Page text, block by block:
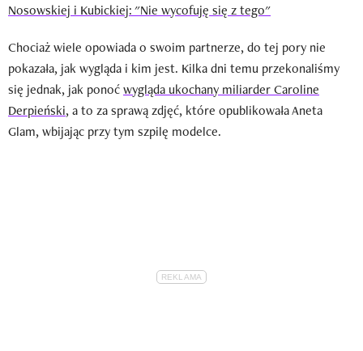
Nosowskiej i Kubickiej: "Nie wycofuję się z tego"
Chociaż wiele opowiada o swoim partnerze, do tej pory nie
pokazała, jak wygląda i kim jest. Kilka dni temu przekonaliśmy
się jednak, jak ponoćwygląda ukochany miliarder Caroline
Derpieński, a to za sprawą zdjęć, które opublikowała Aneta
Glam, wbijając przy tym szpilę modelce.